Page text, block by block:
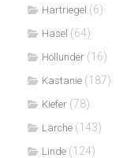
Hartriegel (6)
Hasel (64)
Hollunder (16)
Kastanie (187)
Kiefer (78)
Lärche (143)
Linde (124)